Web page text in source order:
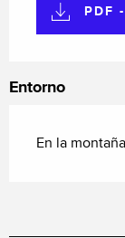
PDF
Entorno
En la montaña